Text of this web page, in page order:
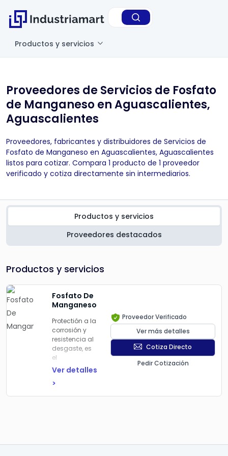
Productos y servicios
Proveedores de Servicios de Fosfato
de Manganeso en Aguascalientes,
Aguascalientes
Proveedores, fabricantes y distribuidores de Servicios de
Fosfato de Manganeso en Aguascalientes, Aguascalientes
listos para cotizar. Compara 1 producto de 1 proveedor
verificado y cotiza directamente sin intermediarios.
Productos y servicios
Proveedores destacados
Productos y servicios
Fosfato De
Manganeso
Protectión a la
corrosión y
resistencia al
desgaste, es
el
recubrimiento
mas duro en
el mercado. Es
Ver detalles
>
Proveedor Verificado
Ver más detalles
Cotiza Directo
Pedir Cotización